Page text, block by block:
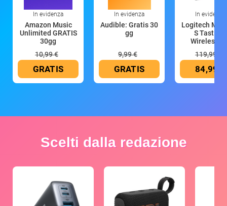
In evidenza
Amazon Music
Unlimited GRATIS
30gg
10,99 €
GRATIS
In evidenza
Audible: Gratis 30
gg
9,99 €
GRATIS
In evidenza
Logitech MX
S Tastiera
Wireless
119,99 €
84,99 €
Scelti dalla redazione